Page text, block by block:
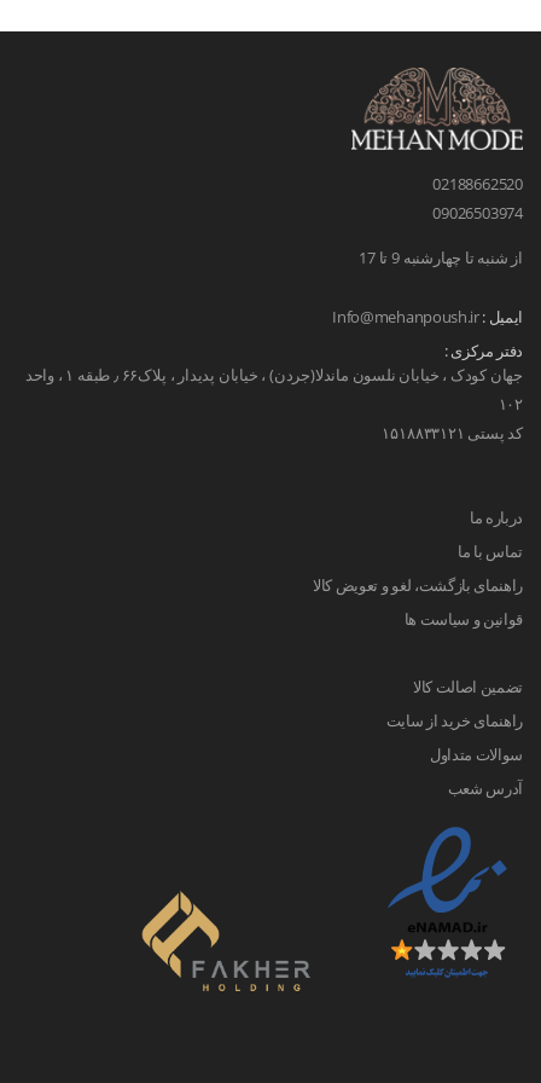
02188662520
09026503974
از شنبه تا چهارشنبه 9 تا 17
ایمیل :Info@mehanpoush.ir
دفتر مرکزی :
جهان کودک ، خیابان نلسون ماندلا(جردن) ، خیابان پدیدار ، پلاک۶۶ ٫ طبقه ۱ ، واحد
۱۰۲
کد پستی ۱۵۱۸۸۳۳۱۲۱
درباره ما
تماس با ما
راهنمای بازگشت، لغو و تعویض کالا
قوانین و سیاست ها
تضمین اصالت کالا
راهنمای خرید از سایت
سوالات متداول
آدرس شعب